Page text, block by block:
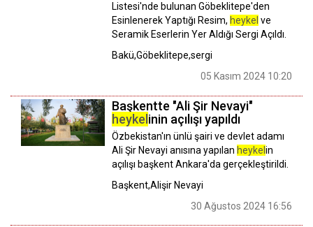
Listesi'nde bulunan Göbeklitepe'den
Esinlenerek Yaptığı Resim, heykel ve
Seramik Eserlerin Yer Aldığı Sergi Açıldı.
Bakü,Göbeklitepe,sergi
05 Kasım 2024 10:20
Başkentte "Ali Şir Nevayi"
heykelinin açılışı yapıldı
Özbekistan'ın ünlü şairi ve devlet adamı
Ali Şir Nevayi anısına yapılan heykel in
açılışı başkent Ankara'da gerçekleştirildi.
Başkent,Alişir Nevayi
30 Ağustos 2024 16:56